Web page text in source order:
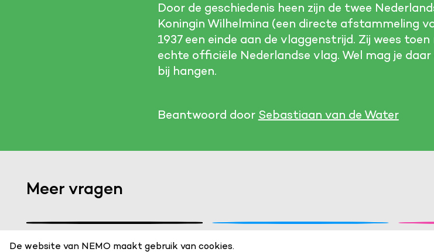
Door de geschiedenis heen zijn de twee
Koningin Wilhelmina (een directe afstammeling
1937 een einde aan de vlaggenstrijd. Zij wees
echte officiële Nederlandse vlag. Wel mag je
bij hangen.
Beantwoord door Sebastiaan van de Water
Meer vragen
Functionele cookies
Noodzakelijk om de website laten werken.
Analystische cookies
Analyseert het websitegebruik en helpt de website verbeteren.
De website van NEMO maakt gebruik van cookies.